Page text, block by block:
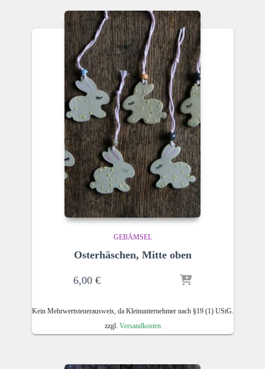
GEBÄMSEL
Osterhäschen, Mitte oben
6,00 €
Kein Mehrwertsteuerausweis, da Kleinunternehmer nach §19 (1) UStG.
zzgl. Versandkosten